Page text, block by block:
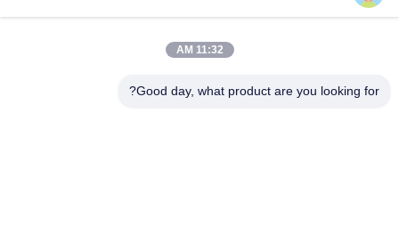
المنزلالمنتجاتفيديوهاتعنّاجولة في المصنعمراقبة الجودة
11:32 AM
Good day, what product are you looking for?